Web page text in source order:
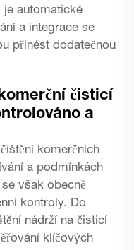
je automatické
a integrace se
přinést dodatečnou
čisticí
a
komerčních
a podmínkách
však obecně
kontroly. Do
nádrží na čisticí
klíčových